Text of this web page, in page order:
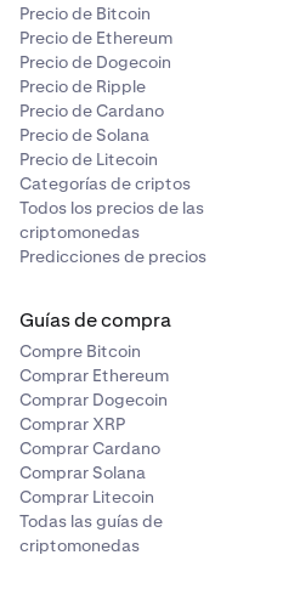
Precio de Bitcoin
Precio de Ethereum
Precio de Dogecoin
Precio de Ripple
Precio de Cardano
Precio de Solana
Precio de Litecoin
Categorías de criptos
Todos los precios de las
criptomonedas
Predicciones de precios
Guías de compra
Compre Bitcoin
Comprar Ethereum
Comprar Dogecoin
Comprar XRP
Comprar Cardano
Comprar Solana
Comprar Litecoin
Todas las guías de
criptomonedas